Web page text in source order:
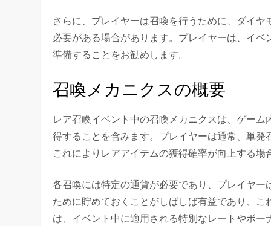
さらに、プレイヤーは召喚を行うために、ダイ
必要がある場合があります。プレイヤーは、イ
準備することをお勧めします。
召喚メカニクスの概要
レア召喚イベント中の召喚メカニクスは、ゲー
得することを含みます。プレイヤーは通常、単発
これによりレアアイテムの獲得確率が向上する場
各召喚には特定の通貨が必要であり、プレイヤ
ために貯めておくことがしばしば有益であり、
は、イベント中に適用される特別なレートやボ